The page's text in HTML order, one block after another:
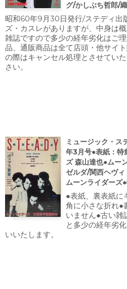
グ/かしぶち哲郎/
昭和60年9月30日発行/ステディ出
ズ・カスレがありますが、中身は
雑誌ですので多少の経年劣化はご
品、通販商品は全て店頭・他サイ
の際はキャンセル処理とさせてい
さい。
ミュージック・ス
年3月号●表紙：特
ズ 森山達也●ムー
ゼルダ/関西ヘヴ
ムーンライダーズ
●表紙、裏表紙に
角に小さな折れ●
いません●古い雑
と多少の経年劣
いいたします。